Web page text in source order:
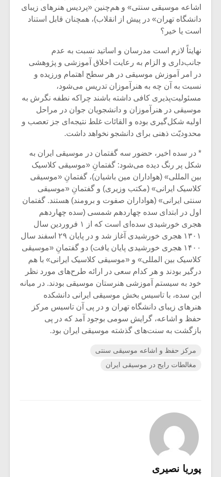
اشاعه موسیقی سنتی» و هم‌چنین «پردیس هنرهای زیبای
دانشگاه تهران» در پیش از انقلاب)، همچنان قابل استناد
است یا خیر؟
نهایتاً لازم است مدرسان و اساتید نسبت به عدم
جانب‌داری و الزام به رعایت اخلاق آموزشی و پژوهشی
در امر آموزش موسیقی در هر سطح اهتمام ورزیده و
نسبت به آن چه به هنرآموزان تدریس می‌شود،
مسئولیت‌پذیری کافی داشته باشند چرا‌که نطفه نگرش به
موسیقی در هنرآموزان و دانشجویان جوان در مراحل
اولیه شکل‌گیری بوده و القائات غلط نتیجه‌ای جز تعصب و
محدودیّت ذهنی برای دانشجو نخواهد داشت.
* در سده اخیر، حضور سه گفتمان در موسیقی ایران به
شکل پر رنگ دیده می‌شود: گفتمانِ «موسیقی کلاسیک
بین المللی» (هواداران مین باشیان)، گفتمانِ «موسیقی
کلاسیک ایرانی» (مکتب وزیری) و گفتمانِ «موسیقی
سنتی ایرانی» (هواداران صفوت و برومند) هستند. گفتمان
اول در ابتدای سده چهاردهم شمسی (سده چهاردهم
هجری خورشیدی سده‌ای است که از ۱ فروردین سال
۱۳۰۱ هجری خورشیدی آغاز شد و در پایان ۲۹ اسفند سال
۱۴۰۰ هجری خورشیدی پایان یافت) دو گفتمانِ «موسیقی
کلاسیک بین المللی» و «موسیقی کلاسیک ایرانی» با هم
درگیر بودند و هر کدام سعی در ارائه طرح‌های مورد نظر
خود به سیستم آموزشی هنرستان موسیقی بودند. در میانه
این سده، با تاسیس بخش موسیقی ایرانی دانشکده
هنرهای زیبای دانشگاه تهران و در پی آن تاسیس مرکز
حفظ و اشاعه، گرایش سومی بوجود آمد که در پی
بازگشت به سنت‌های گذشته موسیقی ایران بود.
مرکز حفظ و اشاعه موسیقی سنتی
مغالطات رایج در موسیقی ایران
پوریا نصیری
یادداشتی بر موسیقی
اگر نمی توانی
مشهورترین باشی،
بدنام ترین باش
دوره
سکانسی